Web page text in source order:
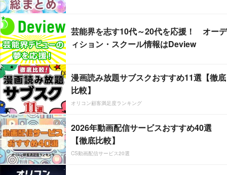
芸能界を志す10代～20代を応援！ オーデ
ィション・スクール情報はDeview
漫画読み放題サブスクおすすめ11選【徹底
比較】
オリコン顧客満足度ランキング
2026年動画配信サービスおすすめ40選
【徹底比較】
CS動画配信サービス20選